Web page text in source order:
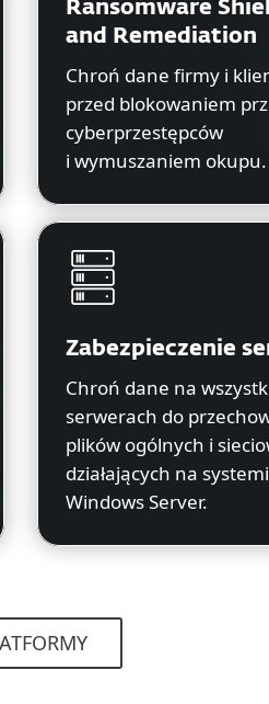
Ransomware
and Remediation
Chroń dane firmy i
przed blokowaniem
cyberprzestępców
i wymuszaniem okupu.
Zabezpieczenie
Chroń dane na
serwerach do
plików ogólnych i
działających na
Windows Server.